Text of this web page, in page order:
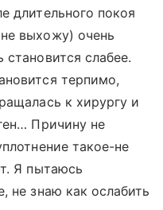
длительного покоя
выхожу) очень
слабее.
терпимо,
к хирургу и
Причину не
такое-не
Я пытаюсь
не знаю как ослабить